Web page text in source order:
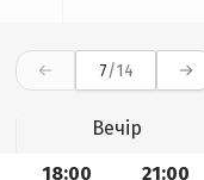
7/14
Вечір
18:00 21:00